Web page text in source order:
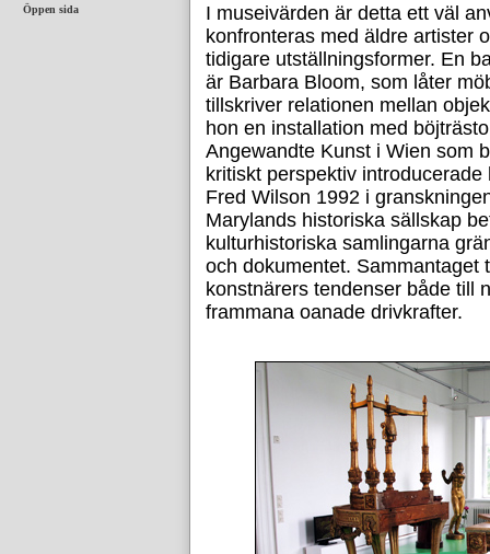
I museivärden är detta ett väl
konfronteras med äldre artister
tidigare utställningsformer. En
är Barbara Bloom, som låter
tillskriver relationen mellan
hon en installation med
Angewandte Kunst i Wien som
kritiskt perspektiv
Fred Wilson 1992 i
Marylands historiska sällskap
kulturhistoriska samlingarna
och dokumentet. Sammantaget
konstnärers tendenser både till
frammana oanade drivkrafter.